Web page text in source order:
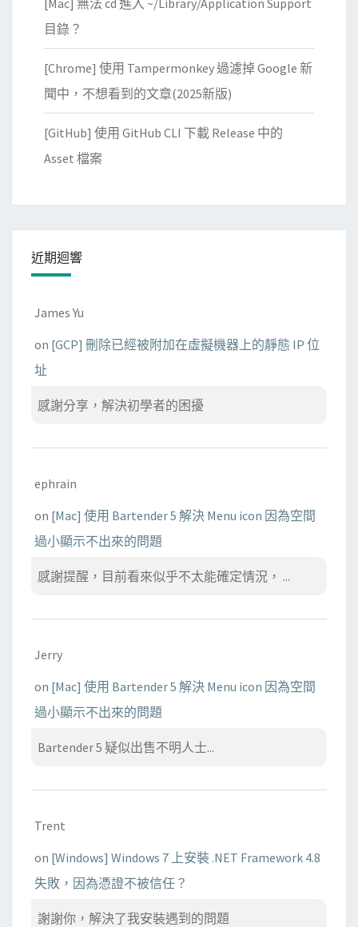
享
字
至
字
典
查
[Mac] 無法 cd 進入 ~/Library/Application Support
目錄？
[Chrome] 使用 Tampermonkey 過濾掉 Google 新
聞中，不想看到的文章(2025新版)
[GitHub] 使用 GitHub CLI 下載 Release 中的
Asset 檔案
近期迴響
James Yu
on [GCP] 刪除已經被附加在虛擬機器上的靜態 IP 位
址
感謝分享，解決初學者的困擾
ephrain
on [Mac] 使用 Bartender 5 解決 Menu icon 因為空間
過小顯示不出來的問題
感謝提醒，目前看來似乎不太能確定情況， ...
Jerry
on [Mac] 使用 Bartender 5 解決 Menu icon 因為空間
過小顯示不出來的問題
Bartender 5 疑似出售不明人士...
Trent
on [Windows] Windows 7 上安裝 .NET Framework 4.8
失敗，因為憑證不被信任？
謝謝你，解決了我安裝遇到的問題